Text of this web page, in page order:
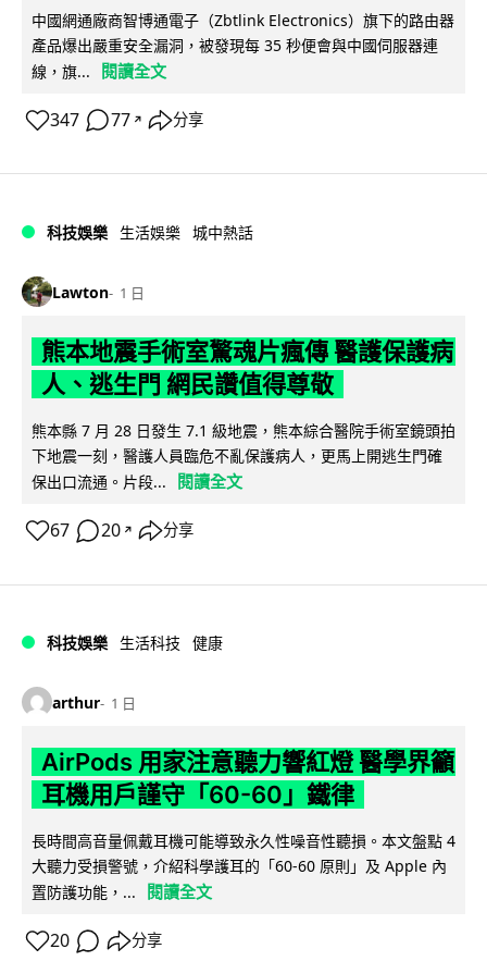
中國網通廠商智博通電子（Zbtlink Electronics）旗下的路由器
產品爆出嚴重安全漏洞，被發現每 35 秒便會與中國伺服器連
線，旗...
閱讀全文
347 77 ↗ 分享
科技娛樂 生活娛樂 城中熱話
Lawton 1 日
熊本地震手術室驚魂片瘋傳 醫護保護病
人、逃生門 網民讚值得尊敬
熊本縣 7 月 28 日發生 7.1 級地震，熊本綜合醫院手術室鏡頭拍
下地震一刻，醫護人員臨危不亂保護病人，更馬上開逃生門確
保出口流通。片段...
閱讀全文
67 20 ↗ 分享
科技娛樂 生活科技 健康
arthur 1 日
AirPods 用家注意聽力響紅燈 醫學界籲
耳機用戶謹守「60-60」鐵律
長時間高音量佩戴耳機可能導致永久性噪音性聽損。本文盤點 4
大聽力受損警號，介紹科學護耳的「60-60 原則」及 Apple 內
置防護功能，...
閱讀全文
20 分享